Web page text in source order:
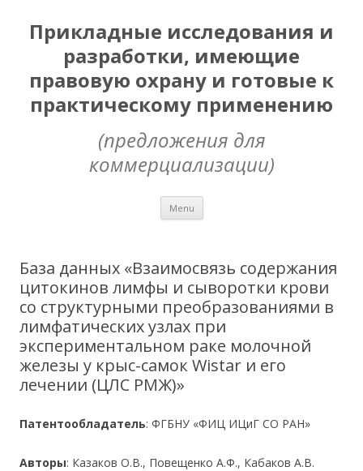
Прикладные исследования и
разработки, имеющие
правовую охрану и готовые к
практическому применению
(предложения для
коммерциализации)
Menu Skip
content
База данных «Взаимосвязь содержания
цитокинов лимфы и сыворотки крови
со структурными преобразованиями в
лимфатических узлах при
экспериментальном раке молочной
железы у крыс-самок Wistar и его
лечении (ЦЛС РМЖ)»
Патентообладатель: ФГБНУ «ФИЦ ИЦиГ СО РАН»
Авторы: Казаков О.В., Повещенко А.Ф., Кабаков А.В.